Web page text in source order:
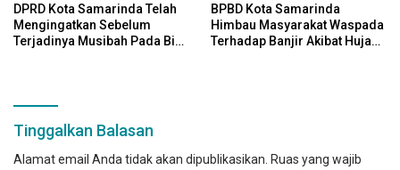
DPRD Kota Samarinda Telah
Mengingatkan Sebelum
Terjadinya Musibah Pada Big
BPBD Kota Samarinda
Himbau Masyarakat Waspada
Terhadap Banjir Akibat Hujan
Tinggalkan Balasan
Alamat email Anda tidak akan dipublikasikan. Ruas yang wajib